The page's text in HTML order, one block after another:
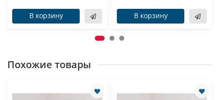
В корзину В корзину
Похожие товары